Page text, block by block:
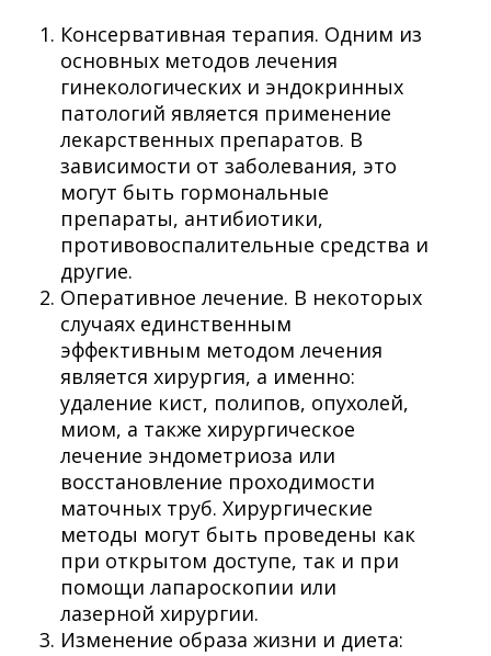
Консервативная терапия. Одним из
основных методов лечения
гинекологических и эндокринных
патологий является применение
лекарственных препаратов. В
зависимости от заболевания, это
могут быть гормональные
препараты, антибиотики,
противовоспалительные средства и
другие.
Оперативное лечение. В некоторых
случаях единственным
эффективным методом лечения
является хирургия, а именно:
удаление кист, полипов, опухолей,
миом, а также хирургическое
лечение эндометриоза или
восстановление проходимости
маточных труб. Хирургические
методы могут быть проведены как
при открытом доступе, так и при
помощи лапароскопии или
лазерной хирургии.
Изменение образа жизни и диета: